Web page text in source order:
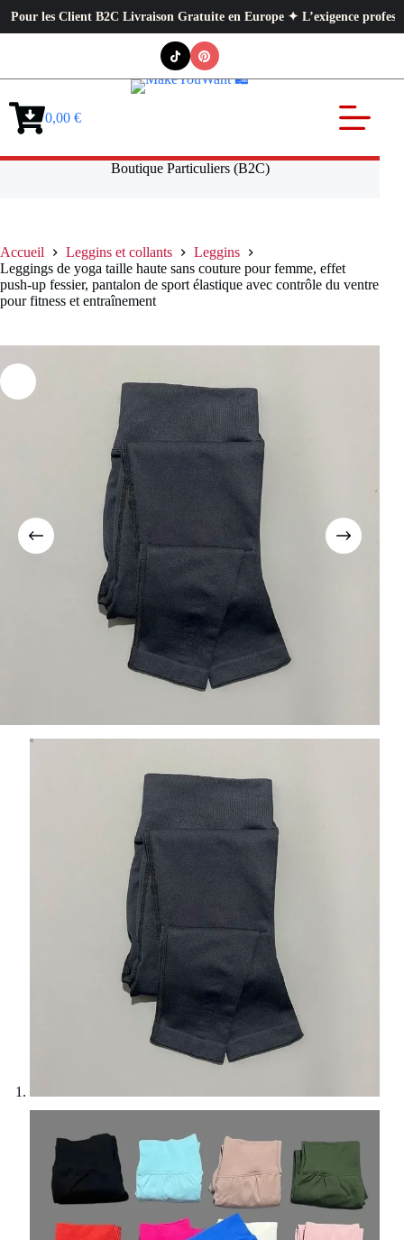
les Client B2C Livraison Gratuite en Europe ✦ L’exigence
Panier0,00 €
Boutique Particuliers (B2C)
Accueil Leggins et collants
Leggins
Leggings de yoga taille haute sans couture pour femme, effet
push-up fessier, pantalon de sport élastique avec contrôle du ventre
pour fitness et entraînement